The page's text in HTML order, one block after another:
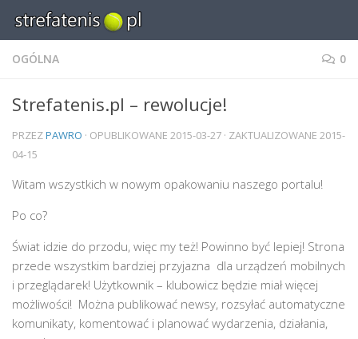
Skip to content
OGÓLNA 0
Strefatenis.pl – rewolucje!
PRZEZPAWRO · OPUBLIKOWANE 2015-03-27 · ZAKTUALIZOWANE 2015-
04-15
Witam wszystkich w nowym opakowaniu naszego portalu!
Po co?
Świat idzie do przodu, więc my też! Powinno być lepiej! Strona
przede wszystkim bardziej przyjazna dla urządzeń mobilnych
i przeglądarek! Użytkownik – klubowicz będzie miał więcej
możliwości! Można publikować newsy, rozsyłać automatyczne
komunikaty, komentować i planować wydarzenia, działania,